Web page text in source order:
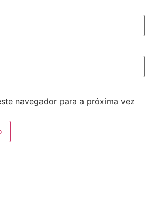
navegador para a próxima vez